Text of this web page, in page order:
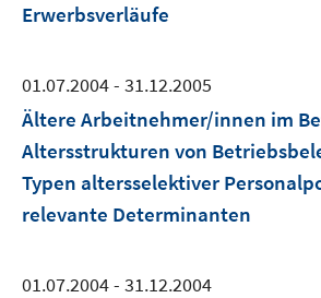
Erwerbsverläufe
01.07.2004 - 31.12.2005
Ältere Arbeitnehmer/innen im
Altersstrukturen von
Typen altersselektiver
relevante Determinanten
01.07.2004 - 31.12.2004